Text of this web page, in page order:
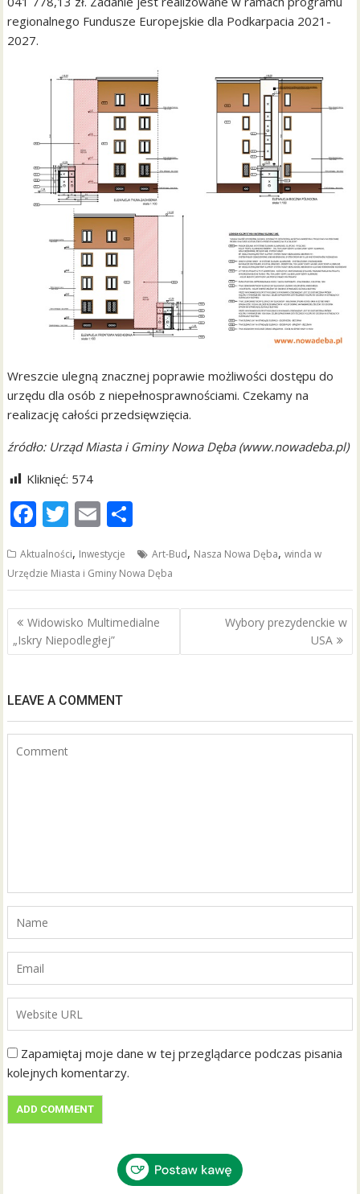
regionalnego Fundusze Europejskie dla Podkarpacia 2021-
2027.
Wreszcie ulegną znacznej poprawie możliwości dostępu do
urzędu dla osób z niepełnosprawnościami. Czekamy na
realizację całości przedsięwzięcia.
źródło: Urząd Miasta i Gminy Nowa Dęba (www.nowadeba.pl)
Kliknięć: 574
F
e
b
o
o
T
itt
er
E
ai
l
ar
e
Aktualności, Inwestycje Art-Bud, Nasza Nowa Dęba,winda w
Urzędzie Miasta i Gminy Nowa Dęba
Nawigacja
wpisu
Widowisko Multimedialne
„Iskry Niepodległej”
Wybory prezydenckie w
USA
LEAVE A COMMENT
Zapamiętaj moje dane w tej przeglądarce podczas pisania
kolejnych komentarzy.